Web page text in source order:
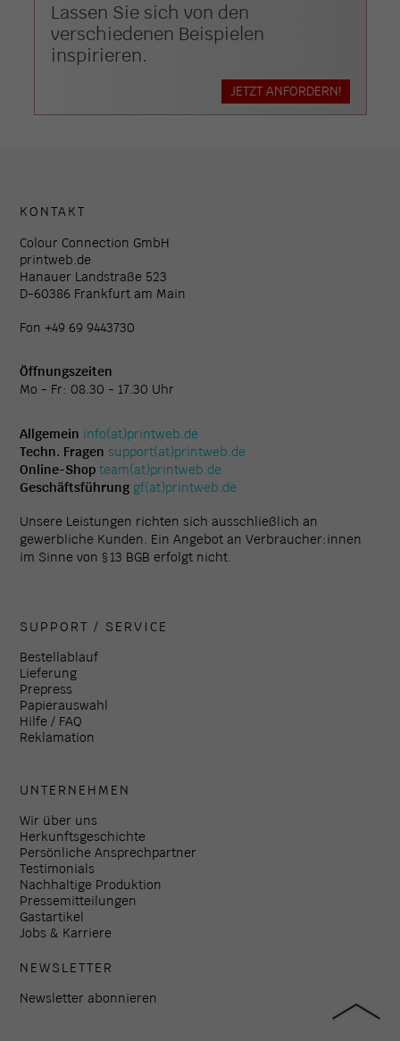
Lassen Sie sich von den
verschiedenen Beispielen
inspirieren.
JETZT ANFORDERN!
KONTAKT
Colour Connection GmbH
printweb.de
Hanauer Landstraße 523
D-60386 Frankfurt am Main
Fon +49 69 9443730
Öffnungszeiten
Mo - Fr: 08.30 - 17.30 Uhr
Allgemein info(at)printweb.de
Techn. Fragen support(at)printweb.de
Online-Shop team(at)printweb.de
Geschäftsführung gf(at)printweb.de
Unsere Leistungen richten sich ausschließlich an
gewerbliche Kunden. Ein Angebot an Verbraucher:innen
im Sinne von § 13 BGB erfolgt nicht.
SUPPORT / SERVICE
Bestellablauf
Lieferung
Prepress
Papierauswahl
Hilfe / FAQ
Reklamation
UNTERNEHMEN
Wir über uns
Herkunftsgeschichte
Persönliche Ansprechpartner
Testimonials
Nachhaltige Produktion
Pressemitteilungen
Gastartikel
Jobs & Karriere
NEWSLETTER
Newsletter abonnieren